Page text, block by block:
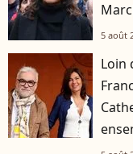
5 août
Loin